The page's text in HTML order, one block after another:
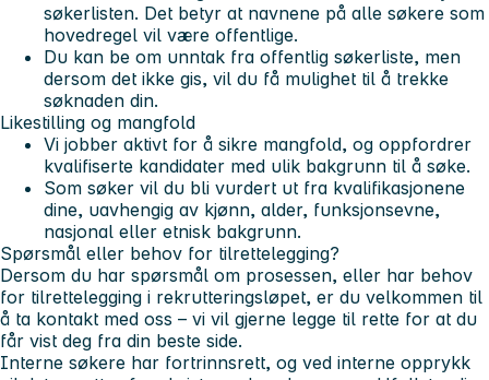
søkerlisten. Det betyr at navnene på alle søkere som
hovedregel vil være offentlige.
Du kan be om unntak fra offentlig søkerliste, men
dersom det ikke gis, vil du få mulighet til å trekke
søknaden din.
Likestilling og mangfold
Vi jobber aktivt for å sikre mangfold, og oppfordrer
kvalifiserte kandidater med ulik bakgrunn til å søke.
Som søker vil du bli vurdert ut fra kvalifikasjonene
dine, uavhengig av kjønn, alder, funksjonsevne,
nasjonal eller etnisk bakgrunn.
Spørsmål eller behov for tilrettelegging?
Dersom du har spørsmål om prosessen, eller har behov
for tilrettelegging i rekrutteringsløpet, er du velkommen til
å ta kontakt med oss – vi vil gjerne legge til rette for at du
får vist deg fra din beste side.
Interne søkere har fortrinnsrett, og ved interne opprykk